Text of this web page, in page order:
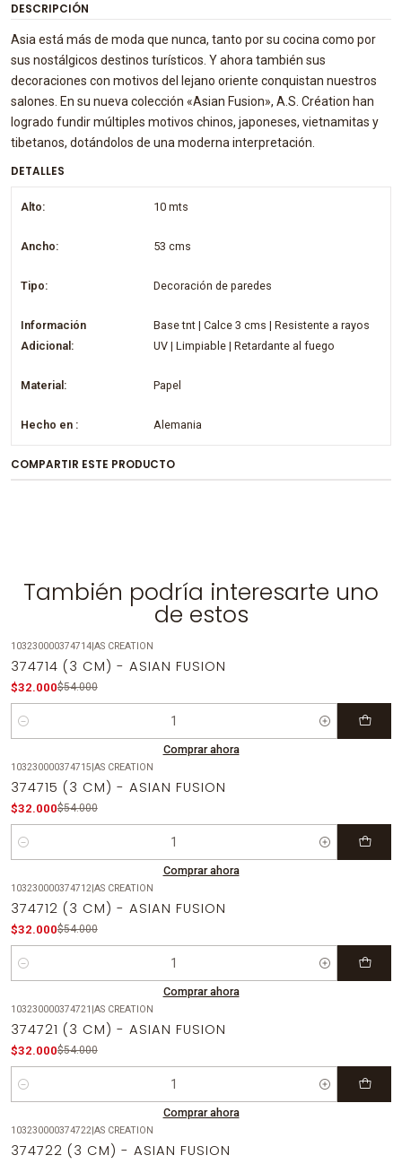
DESCRIPCIÓN
Asia está más de moda que nunca, tanto por su cocina como por
sus nostálgicos destinos turísticos. Y ahora también sus
decoraciones con motivos del lejano oriente conquistan nuestros
salones. En su nueva colección «Asian Fusion», A.S. Création han
logrado fundir múltiples motivos chinos, japoneses, vietnamitas y
tibetanos, dotándolos de una moderna interpretación.
DETALLES
Alto: 10 mts
Ancho: 53 cms
Tipo: Decoración de paredes
Información
Adicional:
Base tnt | Calce 3 cms | Resistente a rayos
UV | Limpiable | Retardante al fuego
Material: Papel
Hecho en : Alemania
COMPARTIR ESTE PRODUCTO
También podría interesarte uno
de estos
OFF
103230000374714|AS CREATION
374714 (3 CM) - ASIAN FUSION
$32.000$54.000
Cantidad
Comprar ahora
OFF
103230000374715|AS CREATION
374715 (3 CM) - ASIAN FUSION
$32.000$54.000
Cantidad
Comprar ahora
-41%OFF
103230000374712|AS CREATION
374712 (3 CM) - ASIAN FUSION
$32.000$54.000
Cantidad
Comprar ahora
-41% OFF
103230000374721 |AS CREATION
374721 (3 CM) - ASIAN FUSION
$32.000$54.000
Cantidad
Comprar ahora
-41% OFF
103230000374722|AS CREATION
374722 (3 CM) - ASIAN FUSION